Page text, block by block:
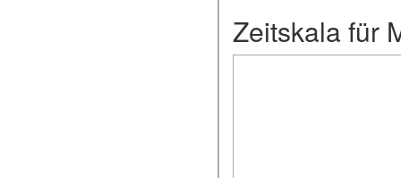
Zeitskala für